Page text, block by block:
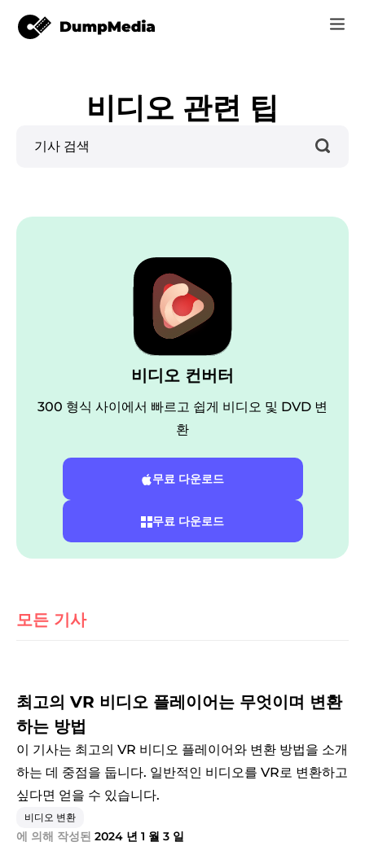
애플 뮤직에 MP3
아마존 뮤직으로 MP3
로그인
비디오 관련 팁
비디오 컨버터
300 형식 사이에서 빠르고 쉽게 비디오 및 DVD 변
환
무료 다운로드
무료 다운로드
모든 기사
최고의 VR 비디오 플레이어는 무엇이며 변환
하는 방법
이 기사는 최고의 VR 비디오 플레이어와 변환 방법을 소개
하는 데 중점을 둡니다. 일반적인 비디오를 VR로 변환하고
싶다면 얻을 수 있습니다.
비디오 변환
에 의해 작성된 2024 년 1 월 3 일